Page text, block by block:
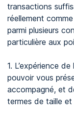
transactions
réellement
parmi plusieurs
particulière aux
1. L’expérience
pouvoir vous
accompagné, et
termes de taille et